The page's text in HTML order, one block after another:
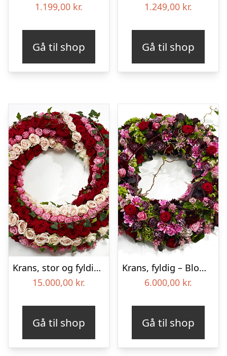
1.199,00 kr.
Gå til shop
1.249,00 kr.
Gå til shop
Krans, stor og fyldig – Blomster til begravelse
15.000,00 kr.
Gå til shop
Krans, fyldig – Blomster til begravelse
6.000,00 kr.
Gå til shop